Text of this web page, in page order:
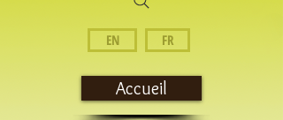
EN FR
Accueil